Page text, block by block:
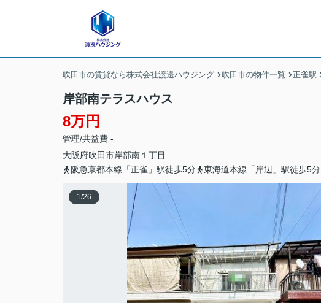
吹田市の賃貸なら株式会社渡邊ハウジング 吹田市の物件一覧 正雀駅
岸部南テラスハウス
8万円
管理/共益費 -
大阪府吹田市岸部南 １丁目
阪急京都本線「正雀」駅徒歩5分
東海道本線「岸辺」駅徒歩5分
1/26